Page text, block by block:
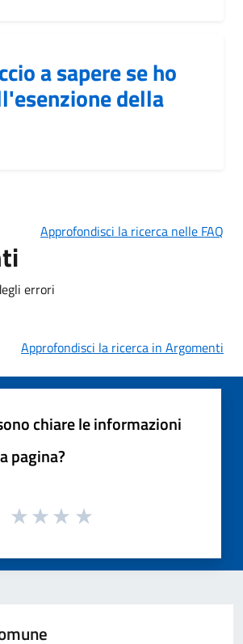
a sapere se ho
della
Approfondisci la ricerca nelle FAQ
errori
Approfondisci la ricerca in Argomenti
chiare le informazioni
pagina?